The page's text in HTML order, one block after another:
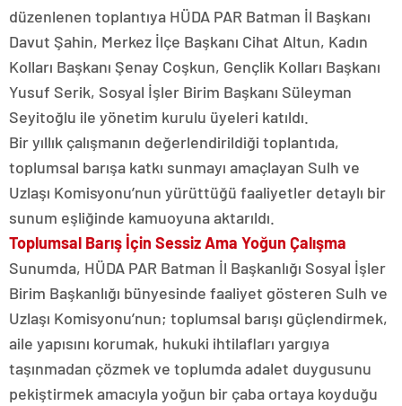
düzenlenen toplantıya HÜDA PAR Batman İl Başkanı
Davut Şahin, Merkez İlçe Başkanı Cihat Altun, Kadın
Kolları Başkanı Şenay Coşkun, Gençlik Kolları Başkanı
Yusuf Serik, Sosyal İşler Birim Başkanı Süleyman
Seyitoğlu ile yönetim kurulu üyeleri katıldı.
Bir yıllık çalışmanın değerlendirildiği toplantıda,
toplumsal barışa katkı sunmayı amaçlayan Sulh ve
Uzlaşı Komisyonu’nun yürüttüğü faaliyetler detaylı bir
sunum eşliğinde kamuoyuna aktarıldı.
Toplumsal Barış İçin Sessiz Ama Yoğun Çalışma
Sunumda, HÜDA PAR Batman İl Başkanlığı Sosyal İşler
Birim Başkanlığı bünyesinde faaliyet gösteren Sulh ve
Uzlaşı Komisyonu’nun; toplumsal barışı güçlendirmek,
aile yapısını korumak, hukuki ihtilafları yargıya
taşınmadan çözmek ve toplumda adalet duygusunu
pekiştirmek amacıyla yoğun bir çaba ortaya koyduğu